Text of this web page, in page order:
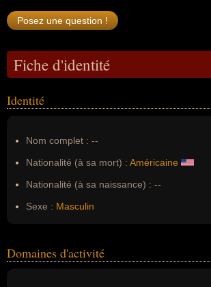
Fiche d'identité
Identité
Nom complet : --
Nationalité (à sa mort) : Américaine
Nationalité (à sa naissance) : --
Sexe : Masculin
Domaines d'activité